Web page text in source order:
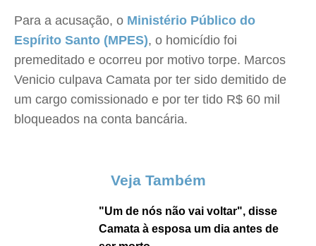
Para a acusação, o Ministério Público do
Espírito Santo (MPES), o homicídio foi
premeditado e ocorreu por motivo torpe. Marcos
Venicio culpava Camata por ter sido demitido de
um cargo comissionado e por ter tido R$ 60 mil
bloqueados na conta bancária.
Veja Também
"Um de nós não vai voltar", disse
Camata à esposa um dia antes de